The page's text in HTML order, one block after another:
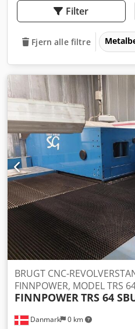
Filter
Fjern alle filtre
Danmark 0 km
BRUGT CNC-
FINNPOWER, MODEL TRS
FINNPOWERTRS 64